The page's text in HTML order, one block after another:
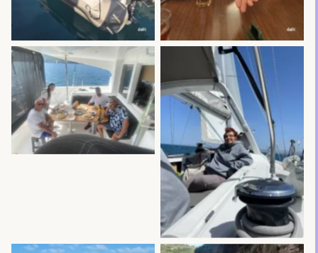
No Caption
No Caption